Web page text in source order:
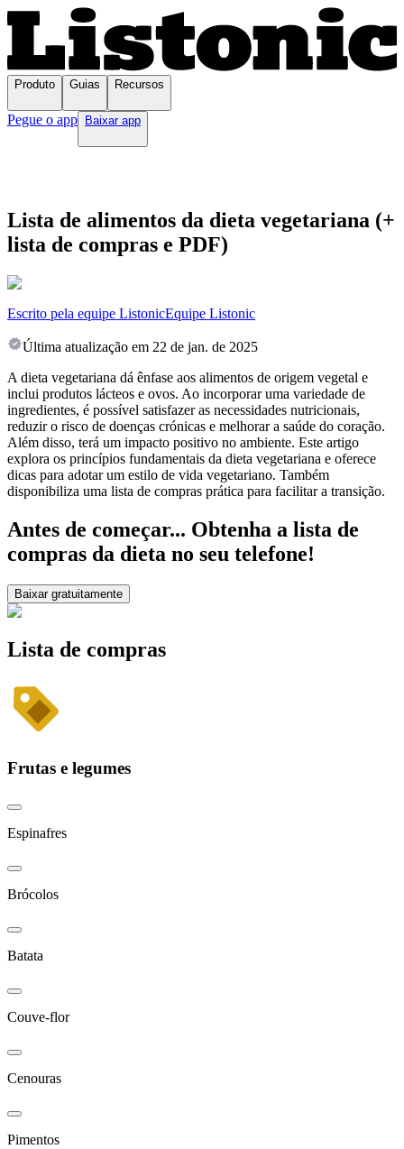
Produto Guias Recursos
Pegue o app Baixar app
Lista de alimentos da dieta vegetariana (+
lista de compras e PDF)
Escrito pela equipe ListonicEquipe Listonic
Última atualização em 22 de jan. de 2025
A dieta vegetariana dá ênfase aos alimentos de origem vegetal e
inclui produtos lácteos e ovos. Ao incorporar uma variedade de
ingredientes, é possível satisfazer as necessidades nutricionais,
reduzir o risco de doenças crónicas e melhorar a saúde do coração.
Além disso, terá um impacto positivo no ambiente. Este artigo
explora os princípios fundamentais da dieta vegetariana e oferece
dicas para adotar um estilo de vida vegetariano. Também
disponibiliza uma lista de compras prática para facilitar a transição.
Antes de começar... Obtenha a lista de
compras da dieta no seu telefone!
Baixar gratuitamente
Lista de compras
Frutas e legumes
Espinafres
Brócolos
Batata
Couve-flor
Cenouras
Pimentos